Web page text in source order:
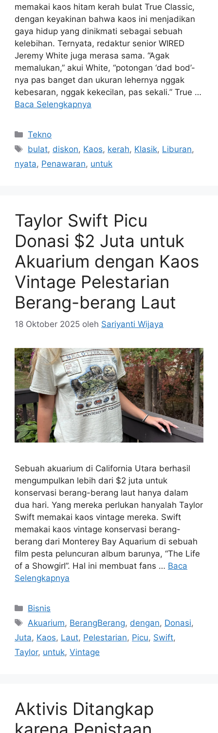
memakai kaos hitam kerah bulat True Classic,
dengan keyakinan bahwa kaos ini menjadikan
gaya hidup yang dinikmati sebagai sebuah
kelebihan. Ternyata, redaktur senior WIRED
Jeremy White juga merasa sama. “Agak
memalukan,” akui White, “potongan ‘dad bod’-
nya pas banget dan ukuran lehernya nggak
kebesaran, nggak kekecilan, pas sekali.” True …
Baca Selengkapnya
Kategori
Tekno
Tag
bulat, diskon, Kaos, kerah, Klasik, Liburan,
nyata, Penawaran, untuk
Taylor Swift Picu
Donasi $2 Juta untuk
Akuarium dengan Kaos
Vintage Pelestarian
Berang-berang Laut
18 Oktober 2025 oleh Sariyanti Wijaya
Sebuah akuarium di California Utara berhasil
mengumpulkan lebih dari $2 juta untuk
konservasi berang-berang laut hanya dalam
dua hari. Yang mereka perlukan hanyalah Taylor
Swift memakai kaos vintage mereka. Swift
memakai kaos vintage konservasi berang-
berang dari Monterey Bay Aquarium di sebuah
film pesta peluncuran album barunya, “The Life
of a Showgirl”. Hal ini membuat fans … Baca
Selengkapnya
Kategori
Bisnis
Tag
Akuarium, BerangBerang, dengan, Donasi,
Juta, Kaos, Laut, Pelestarian, Picu, Swift,
Taylor, untuk, Vintage
Aktivis Ditangkap
karena Penistaan